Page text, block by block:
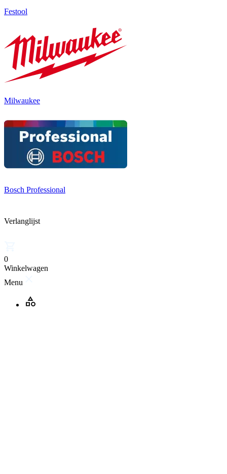
Festool
Milwaukee
Bosch Professional
Verlanglijst
0
Winkelwagen
Menu